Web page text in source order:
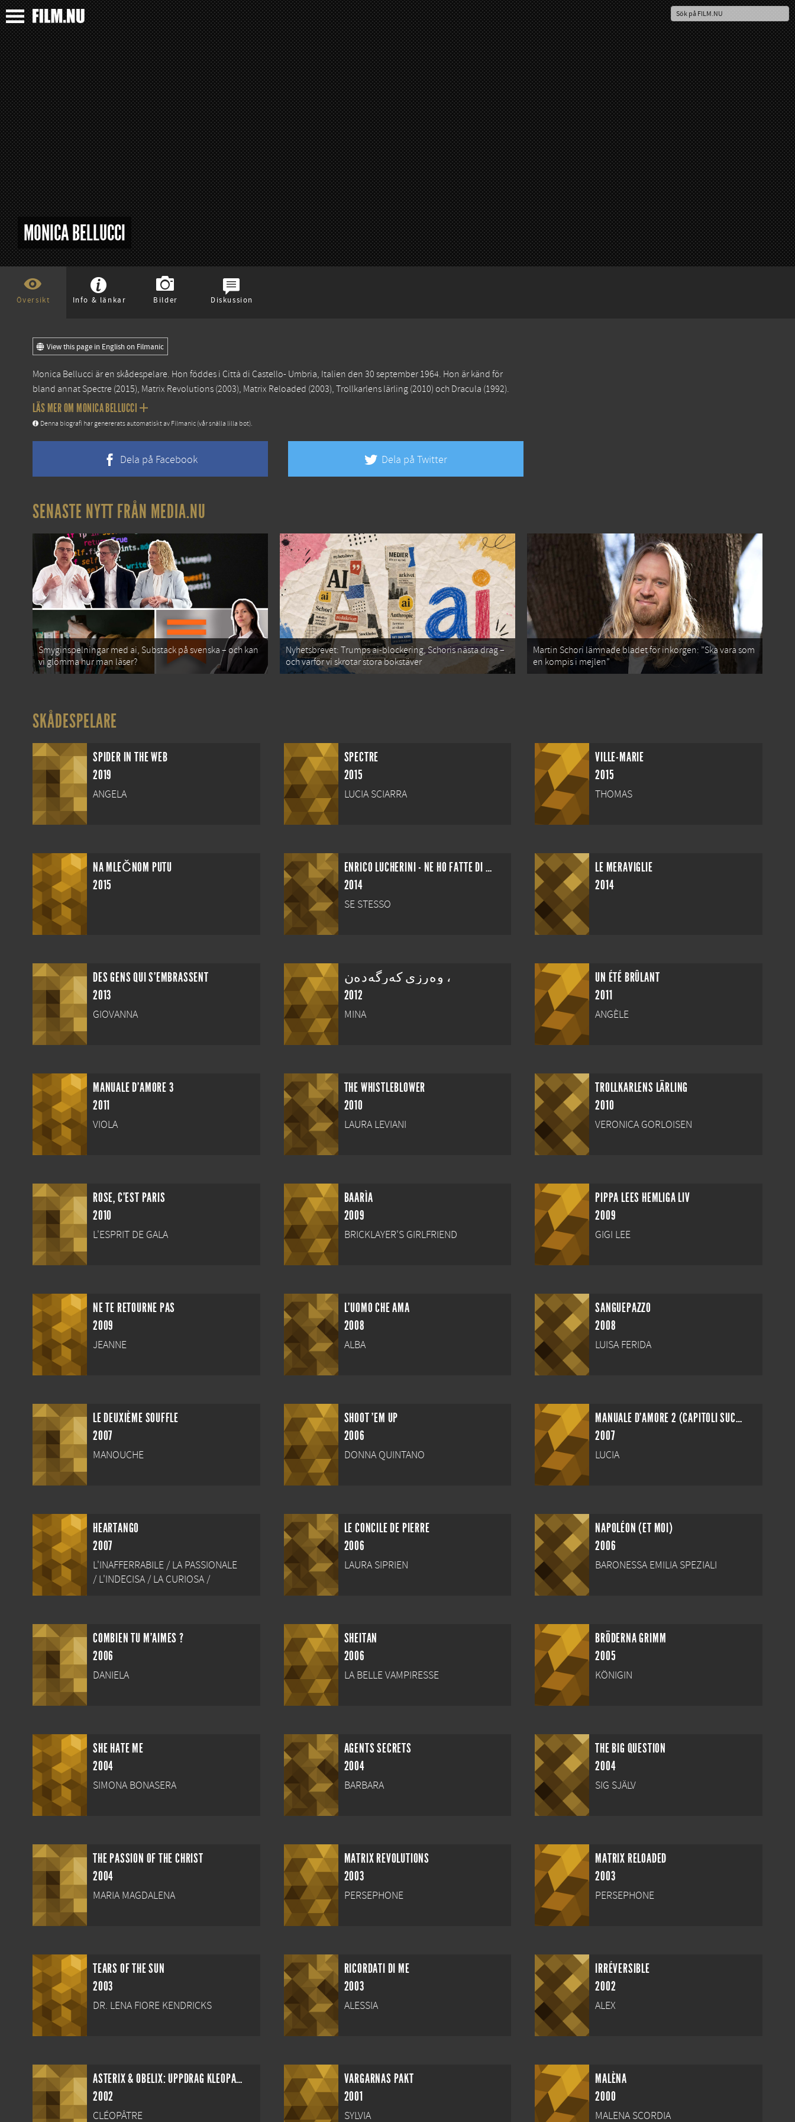
MONICA BELLUCCI
Översikt Info & länkar Bilder Diskussion
View this page in English on Filmanic
Monica Bellucci är en skådespelare. Hon föddes i Città di Castello- Umbria, Italien den 30 september 1964. Hon är känd för
bland annat Spectre (2015), Matrix Revolutions (2003), Matrix Reloaded (2003), Trollkarlens lärling (2010) och Dracula (1992).
LÄS MER OM MONICA BELLUCCI
Denna biografi har genererats automatiskt av Filmanic (vår snälla lilla bot).
Dela på Facebook Dela på Twitter
SENASTE NYTT FRÅN MEDIA.NU
Smyginspelningar med ai, Substack på svenska – och kan
vi glömma hur man läser?
Nyhetsbrevet: Trumps ai-blockering, Schoris nästa drag –
och varför vi skrotar stora bokstäver
Martin Schori lämnade bladet för inkorgen: ”Ska vara som
en kompis i mejlen”
SKÅDESPELARE
SPIDER IN THE WEB
2019
ANGELA
SPECTRE
2015
LUCIA SCIARRA
VILLE-MARIE
2015
THOMAS
NA MLEČNOM PUTU
2015
ENRICO LUCHERINI - NE HO FATTE DI TUTTI I COLORI
2014
SE STESSO
LE MERAVIGLIE
2014
DES GENS QUI S'EMBRASSENT
2013
GIOVANNA
وەرزی کەرگەدەن ،
2012
MINA
UN ÉTÉ BRÛLANT
2011
ANGÈLE
MANUALE D'AMORE 3
2011
VIOLA
THE WHISTLEBLOWER
2010
LAURA LEVIANI
TROLLKARLENS LÄRLING
2010
VERONICA GORLOISEN
ROSE, C'EST PARIS
2010
L'ESPRIT DE GALA
BAARÌA
2009
BRICKLAYER'S GIRLFRIEND
PIPPA LEES HEMLIGA LIV
2009
GIGI LEE
NE TE RETOURNE PAS
2009
JEANNE
L'UOMO CHE AMA
2008
ALBA
SANGUEPAZZO
2008
LUISA FERIDA
LE DEUXIÈME SOUFFLE
2007
MANOUCHE
SHOOT 'EM UP
2006
DONNA QUINTANO
MANUALE D'AMORE 2 (CAPITOLI SUCCESSIVI)
2007
LUCIA
HEARTANGO
2007
L'INAFFERRABILE / LA PASSIONALE
/ L'INDECISA / LA CURIOSA /
LE CONCILE DE PIERRE
2006
LAURA SIPRIEN
NAPOLÉON (ET MOI)
2006
BARONESSA EMILIA SPEZIALI
COMBIEN TU M'AIMES ?
2006
DANIELA
SHEITAN
2006
LA BELLE VAMPIRESSE
BRÖDERNA GRIMM
2005
KÖNIGIN
SHE HATE ME
2004
SIMONA BONASERA
AGENTS SECRETS
2004
BARBARA
THE BIG QUESTION
2004
SIG SJÄLV
THE PASSION OF THE CHRIST
2004
MARIA MAGDALENA
MATRIX REVOLUTIONS
2003
PERSEPHONE
MATRIX RELOADED
2003
PERSEPHONE
TEARS OF THE SUN
2003
DR. LENA FIORE KENDRICKS
RICORDATI DI ME
2003
ALESSIA
IRRÉVERSIBLE
2002
ALEX
ASTERIX & OBELIX: UPPDRAG KLEOPATRA
2002
CLÉOPÂTRE
VARGARNAS PAKT
2001
SYLVIA
MALÈNA
2000
MALENA SCORDIA